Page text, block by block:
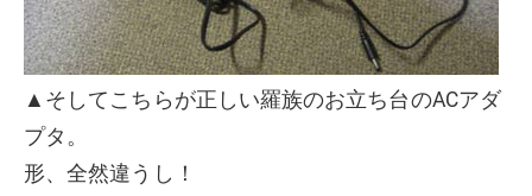
▲そしてこちらが正しい羅族のお立ち台のACアダ
プタ。
形、全然違うし！